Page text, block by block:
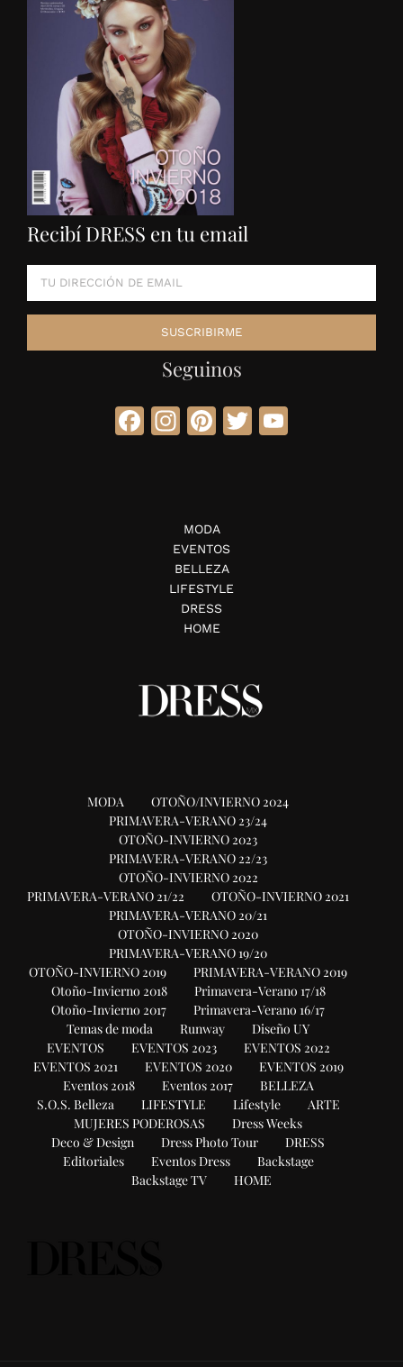
Recibí DRESS en tu email
Seguinos
Facebook
Instagram
Pinterest
Twitter
MODA
EVENTOS
BELLEZA
LIFESTYLE
DRESS
HOME
MODA
OTOÑO/INVIERNO 2024
PRIMAVERA-VERANO 23/24
OTOÑO-INVIERNO 2023
PRIMAVERA-VERANO 22/23
OTOÑO-INVIERNO 2022
PRIMAVERA-VERANO 21/22
OTOÑO-INVIERNO 2021
PRIMAVERA-VERANO 20/21
OTOÑO-INVIERNO 2020
PRIMAVERA-VERANO 19/20
OTOÑO-INVIERNO 2019
PRIMAVERA-VERANO 2019
Otoño-Invierno 2018
Primavera-Verano 17/18
Otoño-Invierno 2017
Primavera-Verano 16/17
Temas de moda
Runway
Diseño UY
EVENTOS
EVENTOS 2023
EVENTOS 2022
EVENTOS 2021
EVENTOS 2020
EVENTOS 2019
Eventos 2018
Eventos 2017
BELLEZA
S.O.S. Belleza
LIFESTYLE Lifestyle
ARTE
MUJERES PODEROSAS
Dress Weeks
Deco & Design
Dress Photo Tour
DRESS
Editoriales
Eventos Dress
Backstage
Backstage TV
HOME